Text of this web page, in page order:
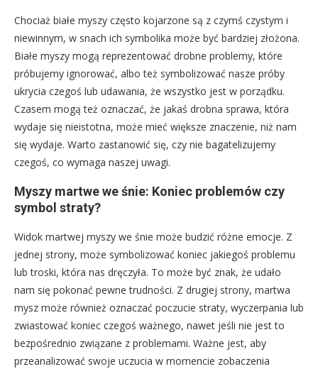
Chociaż białe myszy często kojarzone są z czymś czystym i
niewinnym, w snach ich symbolika może być bardziej złożona.
Białe myszy mogą reprezentować drobne problemy, które
próbujemy ignorować, albo też symbolizować nasze próby
ukrycia czegoś lub udawania, że wszystko jest w porządku.
Czasem mogą też oznaczać, że jakaś drobna sprawa, która
wydaje się nieistotna, może mieć większe znaczenie, niż nam
się wydaje. Warto zastanowić się, czy nie bagatelizujemy
czegoś, co wymaga naszej uwagi.
Myszy martwe we śnie: Koniec problemów czy
symbol straty?
Widok martwej myszy we śnie może budzić różne emocje. Z
jednej strony, może symbolizować koniec jakiegoś problemu
lub troski, która nas dręczyła. To może być znak, że udało
nam się pokonać pewne trudności. Z drugiej strony, martwa
mysz może również oznaczać poczucie straty, wyczerpania lub
zwiastować koniec czegoś ważnego, nawet jeśli nie jest to
bezpośrednio związane z problemami. Ważne jest, aby
przeanalizować swoje uczucia w momencie zobaczenia